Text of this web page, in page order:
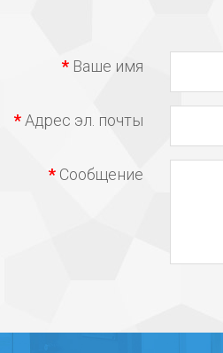
Ваше имя
Адрес эл. почты
Сообщение